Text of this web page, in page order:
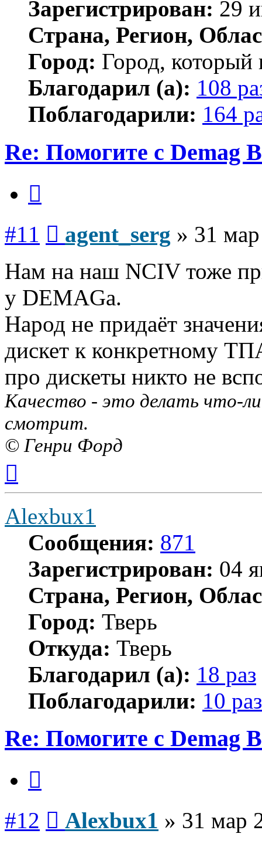
Зарегистрирован: 29
Страна, Регион,
Город: Город, который
Благодарил (а): 108
Поблагодарили: 164
Re: Помогите с Demag
#11 agent_serg » 31
Нам на наш NCIV тоже
у DEMAGа.
Народ не придаёт
дискет к конкретному
про дискеты никто не
Качество - это делать что-
смотрит.
© Генри Форд
началу
Alexbux1
Сообщения: 871
Зарегистрирован: 04
Страна, Регион,
Город: Тверь
Откуда: Тверь
Благодарил (а): 18 раз
Поблагодарили: 10 раз
Re: Помогите с Demag
#12 Alexbux1 » 31 мар